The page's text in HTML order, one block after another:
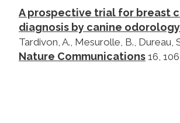
A prospective trial for breast
diagnosis by canine
Tardivon, A., Mesurolle, B., Dureau,
Nature Communications 16,